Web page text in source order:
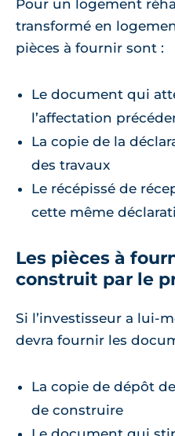
Pour un logement
transformé en
pièces à fournir sont :
Le document qui
l’affectation
La copie de la
des travaux
Le récépissé de
cette même
Les pièces à
construit par le
Si l’investisseur a lui-
devra fournir les
La copie de dépôt
de construire